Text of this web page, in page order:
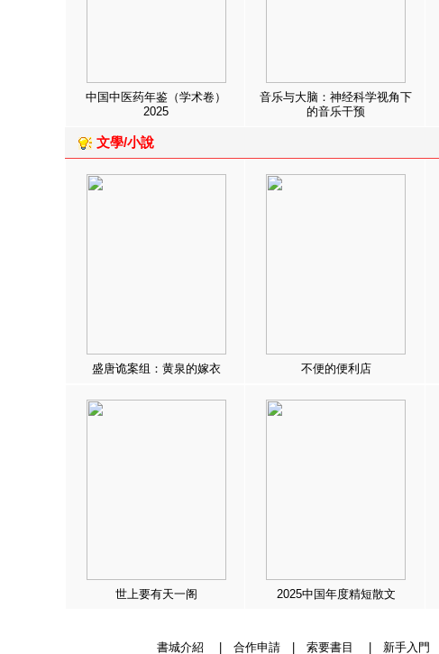
中国中医药年鉴（学术卷）
2025
音乐与大脑：神经科学视角下
的音乐干预
文學/小說
盛唐诡案组：黄泉的嫁衣 不便的便利店
世上要有天一阁 2025中国年度精短散文
書城介紹 合作申請| 索要書目 新手入門